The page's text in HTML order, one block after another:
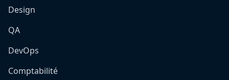
Design
QA
DevOps
Comptabilité